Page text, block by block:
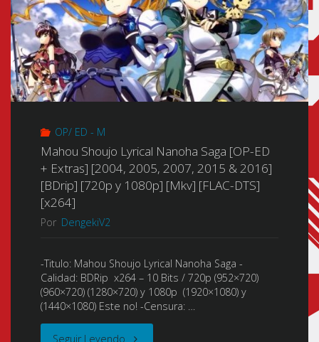
OP/ ED - M
Mahou Shoujo Lyrical Nanoha Saga [OP-ED
+ Extras] [2004, 2005, 2007, 2015 & 2016]
[BDrip] [720p y 1080p] [Mkv] [FLAC-DTS]
[x264]
Por DengekiV2
-Titulo: Mahou Shoujo Lyrical Nanoha Saga -
Calidad: BDRip x264 – 10 Bits / 720p (952×720)
(960×720) (1280×720) y 1080p (1920×1080) y
(1440×1080) Este no! -Censura: …
Seguir Leyendo "Mahou